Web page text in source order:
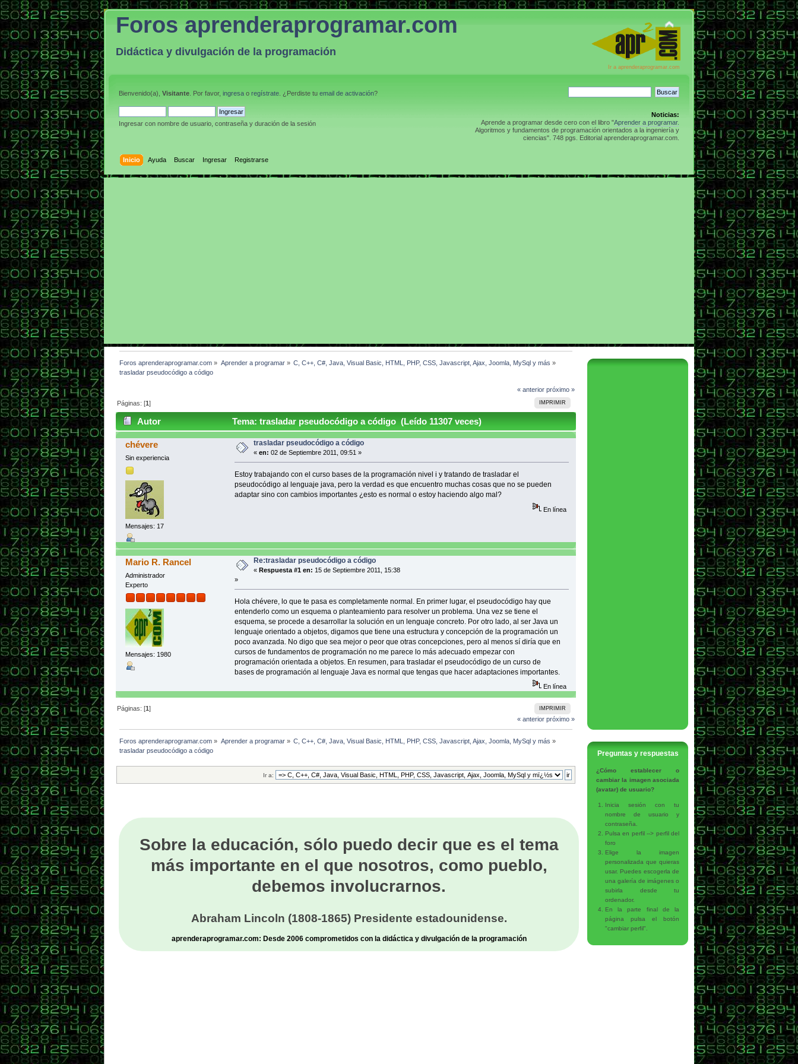
Foros aprenderaprogramar.com
Didáctica y divulgación de la programación
Ir a aprenderaprogramar.com
Bienvenido(a), Visitante . Por favor, ingresa o regístrate . ¿Perdiste tu email de activación?
Ingresar con nombre de usuario, contraseña y duración de la sesión
Noticias:
Aprende a programar desde cero con el libro "Aprender a programar.
Algoritmos y fundamentos de programación orientados a la ingeniería y
ciencias". 748 pgs. Editorial aprenderaprogramar.com.
Inicio Ayuda Buscar Ingresar Registrarse
Foros aprenderaprogramar.com » Aprender a programar» C, C++, C#, Java, Visual Basic, HTML, PHP, CSS, Javascript, Ajax, Joomla, MySql y más »
trasladar pseudocódigo a código
« anterior próximo »
IMPRIMIR
Páginas: [1]
Autor Tema: trasladar pseudocódigo a código (Leído 11307 veces)
chévere
Sin experiencia
Mensajes: 17
trasladar pseudocódigo a código
« en: 02 de Septiembre 2011, 09:51 »
Estoy trabajando con el curso bases de la programación nivel i y tratando de trasladar el
pseudocódigo al lenguaje java, pero la verdad es que encuentro muchas cosas que no se pueden
adaptar sino con cambios importantes ¿esto es normal o estoy haciendo algo mal?
En línea
Mario R. Rancel
Administrador
Experto
Mensajes: 1980
Re:trasladar pseudocódigo a código
« Respuesta #1 en: 15 de Septiembre 2011, 15:38
»
Hola chévere, lo que te pasa es completamente normal. En primer lugar, el pseudocódigo hay que
entenderlo como un esquema o planteamiento para resolver un problema. Una vez se tiene el
esquema, se procede a desarrollar la solución en un lenguaje concreto. Por otro lado, al ser Java un
lenguaje orientado a objetos, digamos que tiene una estructura y concepción de la programación un
poco avanzada. No digo que sea mejor o peor que otras concepciones, pero al menos sí diría que en
cursos de fundamentos de programación no me parece lo más adecuado empezar con
programación orientada a objetos. En resumen, para trasladar el pseudocódigo de un curso de
bases de programación al lenguaje Java es normal que tengas que hacer adaptaciones importantes.
En línea
IMPRIMIR
Páginas: [1]
« anterior próximo »
Foros aprenderaprogramar.com » Aprender a programar» C, C++, C#, Java, Visual Basic, HTML, PHP, CSS, Javascript, Ajax, Joomla, MySql y más »
trasladar pseudocódigo a código
Ir a:
Sobre la educación, sólo puedo decir que es el tema
más importante en el que nosotros, como pueblo,
debemos involucrarnos.
Abraham Lincoln (1808-1865) Presidente estadounidense.
aprenderaprogramar.com: Desde 2006 comprometidos con la didáctica y divulgación de la programación
Preguntas y respuestas
¿Cómo establecer o
cambiar la imagen asociada
(avatar) de usuario?
Inicia sesión con tu
nombre de usuario y
contraseña.
Pulsa en perfil --> perfil del
foro
Elige la imagen
personalizada que quieras
usar. Puedes escogerla de
una galería de imágenes o
subirla desde tu
ordenador.
En la parte final de la
página pulsa el botón
"cambiar perfil".